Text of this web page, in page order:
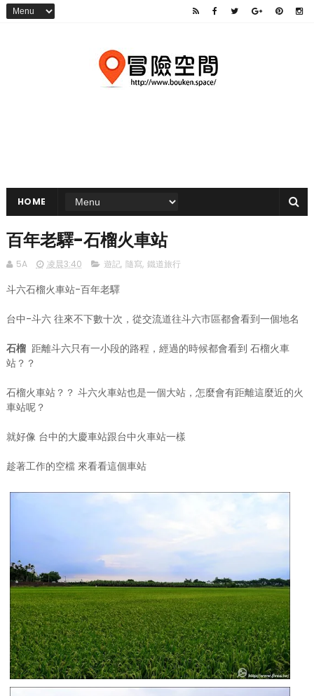
HOME
百年老驛-石榴火車站
5A 凌晨3:40 遊記, 隨寫, 鐵道旅行
斗六石榴火車站-百年老驛
台中-斗六 往來不下數十次，從交流道往斗六市區都會看到一個地名
石榴距離斗六只有一小段的路程，經過的時候都會看到 石榴火車
站？？
石榴火車站？？ 斗六火車站也是一個大站，怎麼會有距離這麼近的火
車站呢？
就好像 台中的大慶車站跟台中火車站一樣
趁著工作的空檔 來看看這個車站